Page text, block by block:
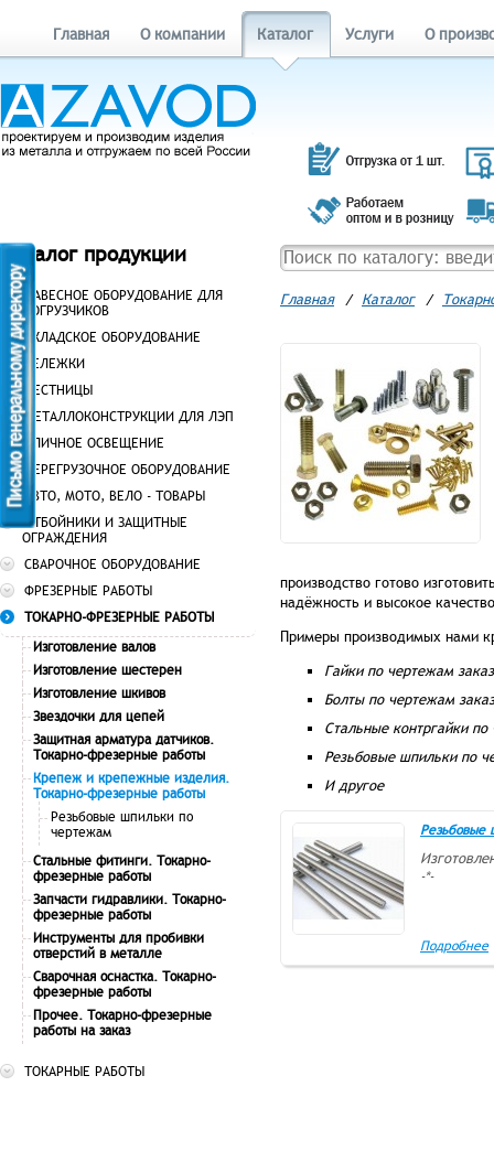
Главная О компании Каталог Услуги О
Каталог продукции
НАВЕСНОЕ ОБОРУДОВАНИЕ ДЛЯ
ПОГРУЗЧИКОВ
СКЛАДСКОЕ ОБОРУДОВАНИЕ
ТЕЛЕЖКИ
ЛЕСТНИЦЫ
МЕТАЛЛОКОНСТРУКЦИИ ДЛЯ ЛЭП
УЛИЧНОЕ ОСВЕЩЕНИЕ
ПЕРЕГРУЗОЧНОЕ ОБОРУДОВАНИЕ
АВТО, МОТО, ВЕЛО - ТОВАРЫ
ОТБОЙНИКИ И ЗАЩИТНЫЕ
ОГРАЖДЕНИЯ
СВАРОЧНОЕ ОБОРУДОВАНИЕ
ФРЕЗЕРНЫЕ РАБОТЫ
ТОКАРНО-ФРЕЗЕРНЫЕ РАБОТЫ
Изготовление валов
Изготовление шестерен
Изготовление шкивов
Звездочки для цепей
Защитная арматура датчиков.
Токарно-фрезерные работы
Крепеж и крепежные изделия.
Токарно-фрезерные работы
Резьбовые шпильки по
чертежам
Стальные фитинги. Токарно-
фрезерные работы
Запчасти гидравлики. Токарно-
фрезерные работы
Инструменты для пробивки
отверстий в металле
Сварочная оснастка. Токарно-
фрезерные работы
Прочее. Токарно-фрезерные
работы на заказ
ТОКАРНЫЕ РАБОТЫ
Главная / Каталог /
производство готово
надёжность и высокое
Примеры производимых нами
Гайки по чертежам
Болты по чертежам
Стальные контргайки
Резьбовые шпильки по
И другое
Резьбовые
-*-
Подробнее